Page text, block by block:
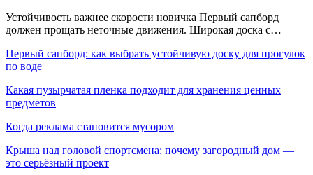
Устойчивость важнее скорости новичка Первый сапборд
должен прощать неточные движения. Широкая доска с…
Первый сапборд: как выбрать устойчивую доску для прогулок
по воде
Какая пузырчатая пленка подходит для хранения ценных
предметов
Когда реклама становится мусором
Крыша над головой спортсмена: почему загородный дом —
это серьёзный проект